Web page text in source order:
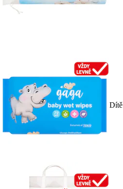
Dítě